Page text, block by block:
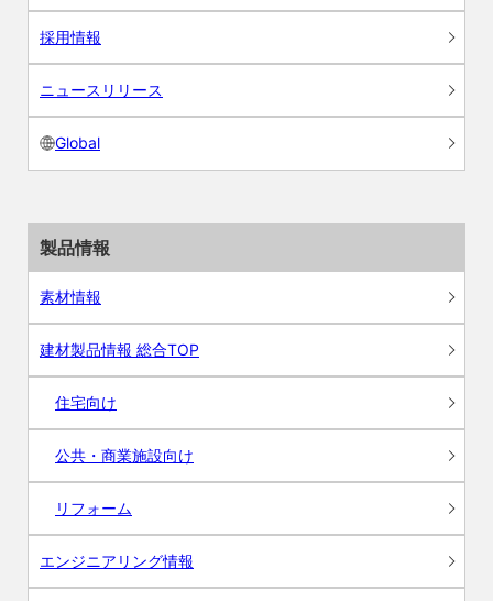
採用情報
ニュースリリース
Global
製品情報
素材情報
建材製品情報 総合TOP
住宅向け
公共・商業施設向け
リフォーム
エンジニアリング情報